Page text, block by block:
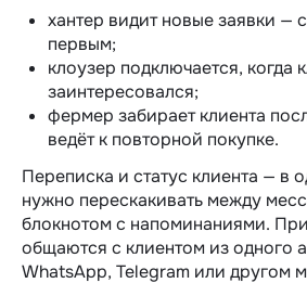
хантер видит новые заявки —
первым;
клоузер подключается, когда
заинтересовался;
фермер забирает клиента
ведёт к повторной покупке.
Переписка и статус клиента — в
нужно перескакивать между
блокнотом с напоминаниями.
общаются с клиентом из одного
WhatsApp, Telegram или другом